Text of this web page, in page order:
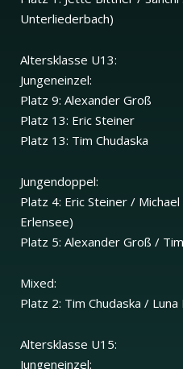
Unterliederbach)
Altersklasse U13:
Jungeneinzel:
Platz 9: Alexander Groß
Platz 13: Eric Steiner
Platz 13: Tim Chudaska
Jungendoppel:
Platz 4: Eric Steiner /
Erlensee)
Platz 5: Alexander Groß /
Mixed:
Platz 2: Tim Chudaska /
Altersklasse U15:
Jungeneinzel: